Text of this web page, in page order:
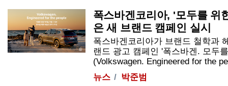
폭스바겐코리아, '모두를 위
은 새 브랜드 캠페인 실시
폭스바겐코리아가 브랜드 철학과
랜드 광고 캠페인 '폭스바겐. 모두
(Volkswagen. Engineered for the
뉴스
박준범